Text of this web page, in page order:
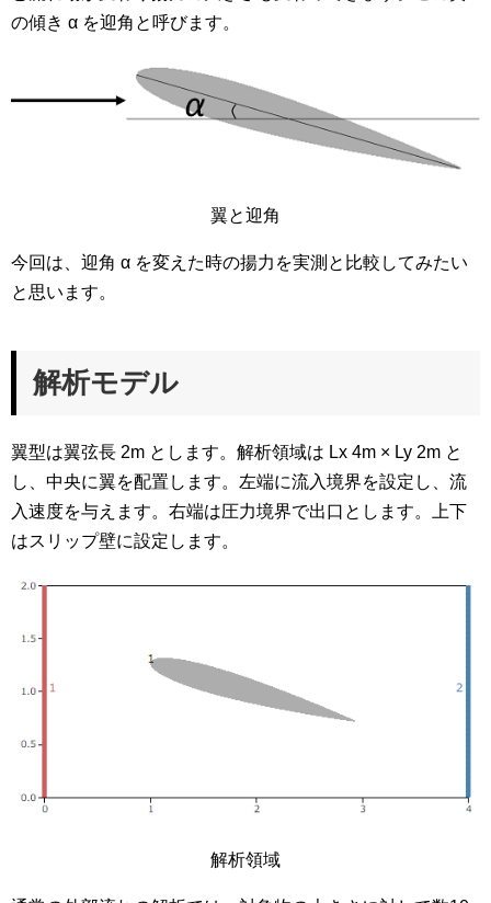
の傾き α を迎角と呼びます。
翼と迎角
今回は、迎角 α を変えた時の揚力を実測と比較してみたい
と思います。
解析モデル
翼型は翼弦長 2m とします。解析領域は Lx 4m × Ly 2m と
し、中央に翼を配置します。左端に流入境界を設定し、流
入速度を与えます。右端は圧力境界で出口とします。上下
はスリップ壁に設定します。
解析領域